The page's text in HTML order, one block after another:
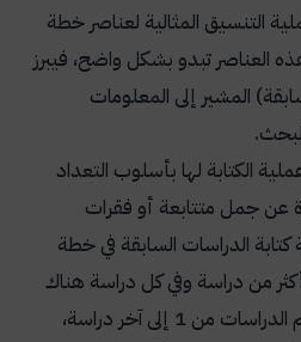
التنسيق المثالية لعناصر خطة
العناصر تبدو بشكل واضح، فيبرز
المشير إلى المعلومات
الكتابة لها بأسلوب التعداد
عبارة عن جمل متتابعة أو فقرات
الدراسات السابقة في خطة
من دراسة وفي كل دراسة هناك
فقرة متكاملة ويتم ترقيم الدراسات من 1 إلى آخر دراسة،